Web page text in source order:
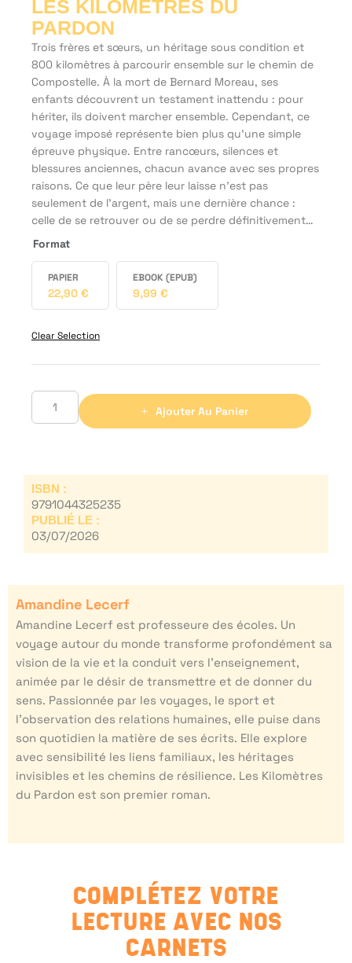
LES KILOMÈTRES DU
PARDON
Trois frères et sœurs, un héritage sous condition et
800 kilomètres à parcourir ensemble sur le chemin de
Compostelle. À la mort de Bernard Moreau, ses
enfants découvrent un testament inattendu : pour
hériter, ils doivent marcher ensemble. Cependant, ce
voyage imposé représente bien plus qu’une simple
épreuve physique. Entre rancœurs, silences et
blessures anciennes, chacun avance avec ses propres
raisons. Ce que leur père leur laisse n’est pas
seulement de l’argent, mais une dernière chance :
celle de se retrouver ou de se perdre définitivement…
Format
PAPIER
22,90 €
EBOOK (EPUB)
9,99 €
Clear Selection
Ajouter Au Panier
ISBN :
9791044325235
PUBLIÉ LE :
03/07/2026
Amandine Lecerf
Amandine Lecerf est professeure des écoles. Un
voyage autour du monde transforme profondément sa
vision de la vie et la conduit vers l’enseignement,
animée par le désir de transmettre et de donner du
sens. Passionnée par les voyages, le sport et
l’observation des relations humaines, elle puise dans
son quotidien la matière de ses écrits. Elle explore
avec sensibilité les liens familiaux, les héritages
invisibles et les chemins de résilience. Les Kilomètres
du Pardon est son premier roman.
COMPLÉTEZ VOTRE
LECTURE AVEC NOS
CARNETS